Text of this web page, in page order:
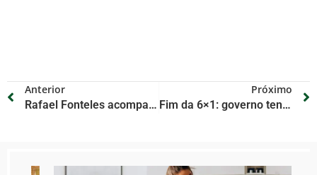
Anterior
Rafael Fonteles acompanha avanço do maior programa de asfaltamento urbano de Teresina, que beneficia 54 bairros da capital
Próximo
Fim da 6×1: governo tenta compensação zero